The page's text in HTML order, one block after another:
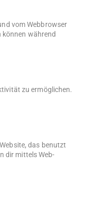
vom Webbrowser
können während
zu ermöglichen.
das benutzt
dir mittels Web-